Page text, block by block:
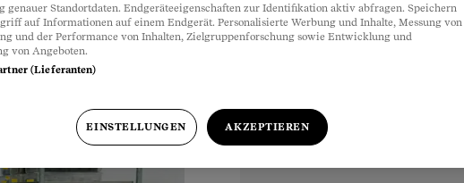
genauer Standortdaten. Endgeräteeigenschaften zur Identifikation aktiv abfragen. Speichern
auf Informationen auf einem Endgerät. Personalisierte Werbung und Inhalte, Messung von
und der Performance von Inhalten, Zielgruppenforschung sowie Entwicklung und
von Angeboten.
(Lieferanten)
EINSTELLUNGEN AKZEPTIEREN